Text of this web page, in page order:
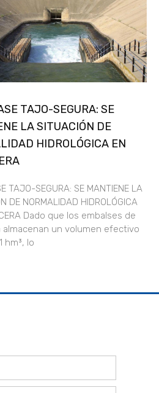
TAJO-SEGURA: SE
LA SITUACIÓN DE
HIDROLÓGICA EN
TAJO-SEGURA: SE MANTIENE LA
DE NORMALIDAD HIDROLÓGICA
Dado que los embalses de
almacenan un volumen efectivo
hm³, lo